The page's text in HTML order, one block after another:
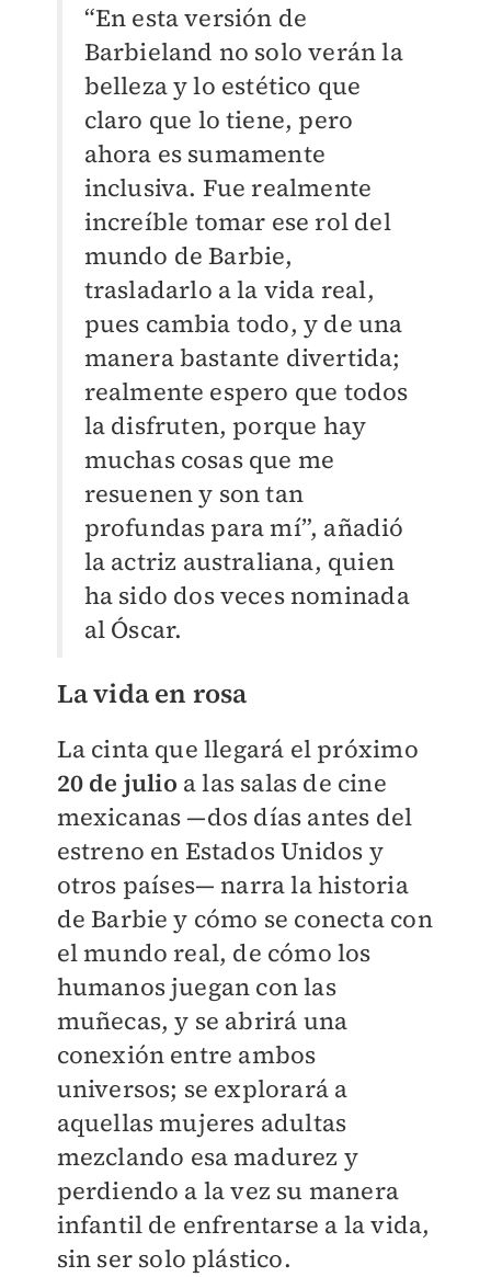
“En esta versión de
Barbieland no solo verán la
belleza y lo estético que
claro que lo tiene, pero
ahora es sumamente
inclusiva. Fue realmente
increíble tomar ese rol del
mundo de Barbie,
trasladarlo a la vida real,
pues cambia todo, y de una
manera bastante divertida;
realmente espero que todos
la disfruten, porque hay
muchas cosas que me
resuenen y son tan
profundas para mí”, añadió
la actriz australiana, quien
ha sido dos veces nominada
al Óscar.
La vida en rosa
La cinta que llegará el próximo
20 de julio a las salas de cine
mexicanas —dos días antes del
estreno en Estados Unidos y
otros países— narra la historia
de Barbie y cómo se conecta con
el mundo real, de cómo los
humanos juegan con las
muñecas, y se abrirá una
conexión entre ambos
universos; se explorará a
aquellas mujeres adultas
mezclando esa madurez y
perdiendo a la vez su manera
infantil de enfrentarse a la vida,
sin ser solo plástico.